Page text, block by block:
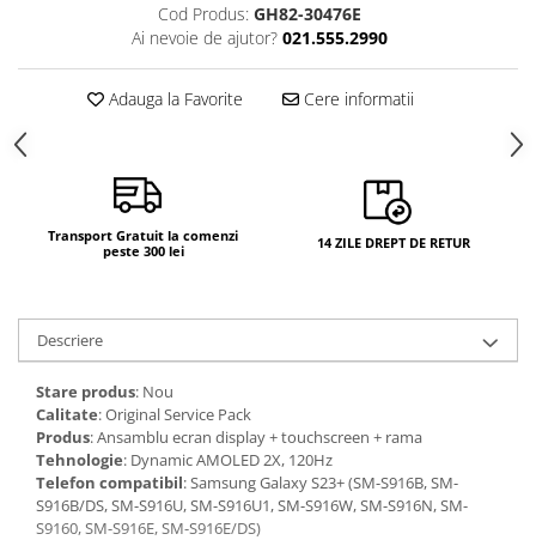
Suruburi si adezivi
Touchscreen
Piese din dezmembrari (SWAP)
Scule Service GSM
Cod Produs: GH82-30476E
Ai nevoie de ajutor? 021.555.2990
Adauga la Favorite Cere informatii
Transport Gratuit la comenzi
peste 300 lei
14 ZILE DREPT DE RETUR
Descriere
Stare produs: Nou
Calitate: Original Service Pack
Produs: Ansamblu ecran display + touchscreen + rama
Tehnologie: Dynamic AMOLED 2X, 120Hz
Telefon compatibil: Samsung Galaxy S23+ (SM-S916B, SM-
S916B/DS, SM-S916U, SM-S916U1, SM-S916W, SM-S916N, SM-
S9160, SM-S916E, SM-S916E/DS)